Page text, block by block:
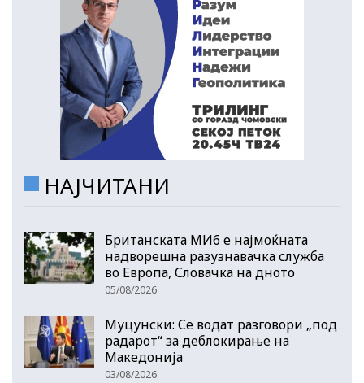
НАЈЧИТАНИ
Британската МИ6 е најмоќната
надворешна разузнавачка служба
во Европа, Словачка на дното
05/08/2026
Муцунски: Се водат разговори „под
радарот“ за деблокирање на
Македонија
03/08/2026